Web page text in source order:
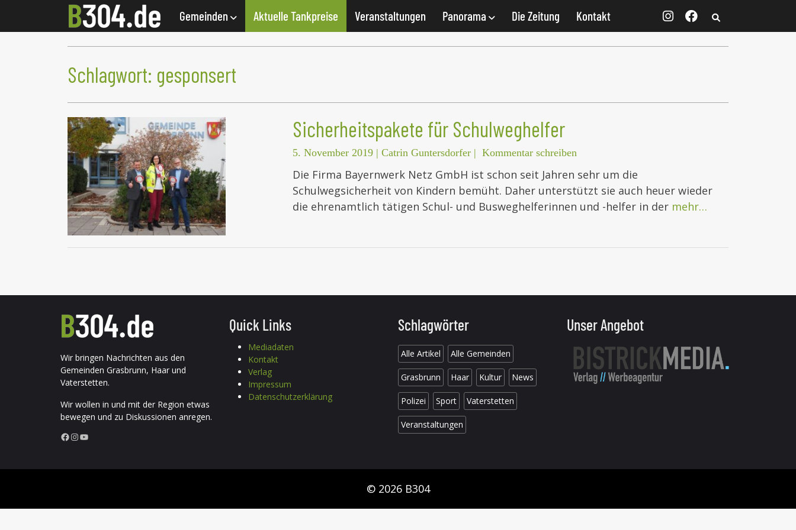
Gemeinden Aktuelle Tankpreise Veranstaltungen Panorama Die Zeitung Kontakt
Schlagwort: gesponsert
Sicherheitspakete für Schulweghelfer
5. November 2019 | Catrin Guntersdorfer | Kommentar schreiben
Die Firma Bayernwerk Netz GmbH ist schon seit Jahren sehr um die
Schulwegsicherheit von Kindern bemüht. Daher unterstützt sie auch heuer wieder
die ehrenamtlich tätigen Schul- und Busweghelferinnen und -helfer in der mehr…
Wir bringen Nachrichten aus den
Gemeinden Grasbrunn, Haar und
Vaterstetten.
Wir wollen in und mit der Region etwas
bewegen und zu Diskussionen anregen.
Facebook InstagramYouTube
Quick Links
Mediadaten
Kontakt
Verlag
Impressum
Datenschutzerklärung
Schlagwörter
Alle Artikel Alle Gemeinden
Grasbrunn Haar Kultur News
Polizei Sport Vaterstetten
Veranstaltungen
Unser Angebot
© 2026 B304